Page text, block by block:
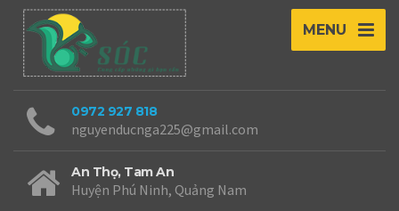
MENU
0972 927 818
nguyenducnga225@gmail.com
An Thọ, Tam An
Huyện Phú Ninh, Quảng Nam